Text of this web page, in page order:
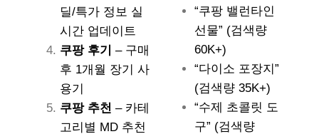
딜/특가 정보 실
시간 업데이트
쿠팡 후기
– 구매
후 1개월 장기 사
용기
쿠팡 추천 – 카테
고리별 MD 추천
“쿠팡 밸런타인
선물” (검색량
60K+)
“다이소 포장지”
(검색량 35K+)
“수제 초콜릿 도
구” (검색량